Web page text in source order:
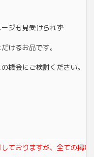
ージも見受けられず
けるお品です。
機会にご検討ください。
ておりますが、全ての掲載